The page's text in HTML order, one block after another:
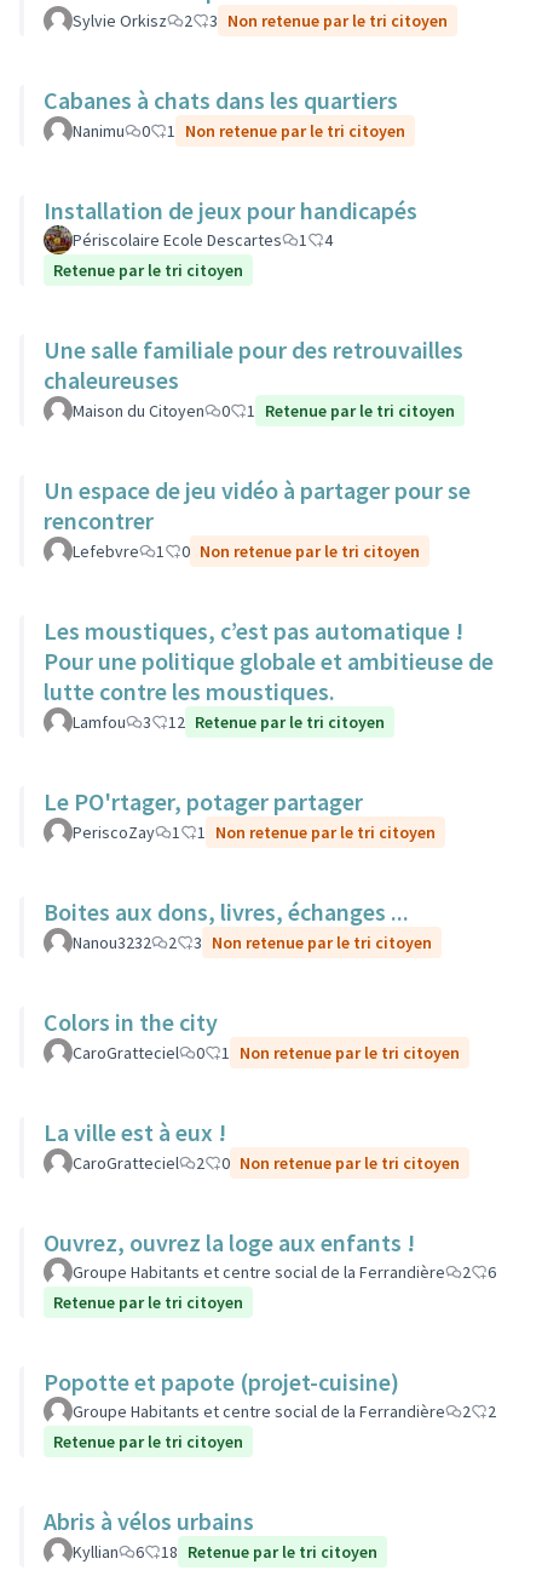
Sylvie Orkisz 2 3 Non retenue par le tri citoyen
Cabanes à chats dans les quartiers
Nanimu 0 1 Non retenue par le tri citoyen
Installation de jeux pour handicapés
Périscolaire Ecole Descartes 1
4
Retenue par le tri citoyen
Une salle familiale pour des retrouvailles
chaleureuses
Maison du Citoyen 0 1 Retenue par le tri citoyen
Un espace de jeu vidéo à partager pour se
rencontrer
Lefebvre 1 0 Non retenue par le tri citoyen
Les moustiques, c’est pas automatique !
Pour une politique globale et ambitieuse de
lutte contre les moustiques.
Lamfou 3 12 Retenue par le tri citoyen
Le PO'rtager, potager partager
PeriscoZay 1 1 Non retenue par le tri citoyen
Boites aux dons, livres, échanges ...
Nanou3232 2 3 Non retenue par le tri citoyen
Colors in the city
CaroGratteciel 0 1 Non retenue par le tri citoyen
La ville est à eux !
CaroGratteciel 2 0 Non retenue par le tri citoyen
Ouvrez, ouvrez la loge aux enfants !
Groupe Habitants et centre social de la Ferrandière 2
6
Retenue par le tri citoyen
Popotte et papote (projet-cuisine)
Groupe Habitants et centre social de la Ferrandière 2
2
Retenue par le tri citoyen
Abris à vélos urbains
Kyllian 6 18 Retenue par le tri citoyen